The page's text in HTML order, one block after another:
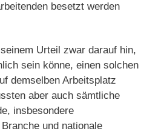
besetzt werden
Urteil zwar darauf hin,
sein könne, einen solchen
demselben Arbeitsplatz
aber auch sämtliche
insbesondere
und nationale